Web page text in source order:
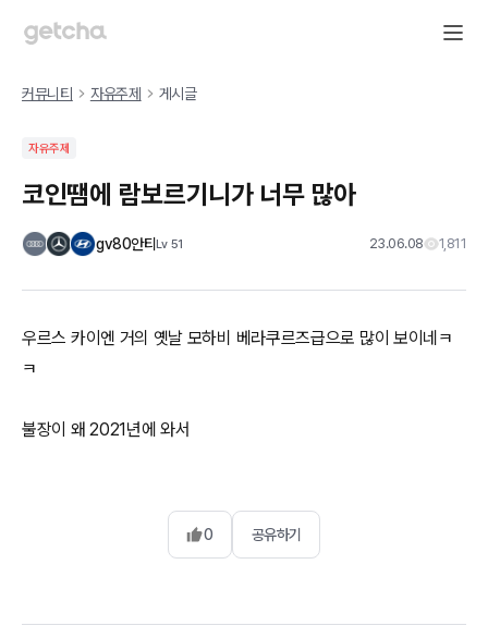
커뮤니티 자유주제 게시글
자유주제
코인땜에 람보르기니가 너무 많아
gv80안티 Lv 51 23.06.08 1,811
우르스 카이엔 거의 옛날 모하비 베라쿠르즈급으로 많이 보이네ㅋ
ㅋ
불장이 왜 2021년에 와서
0 공유하기